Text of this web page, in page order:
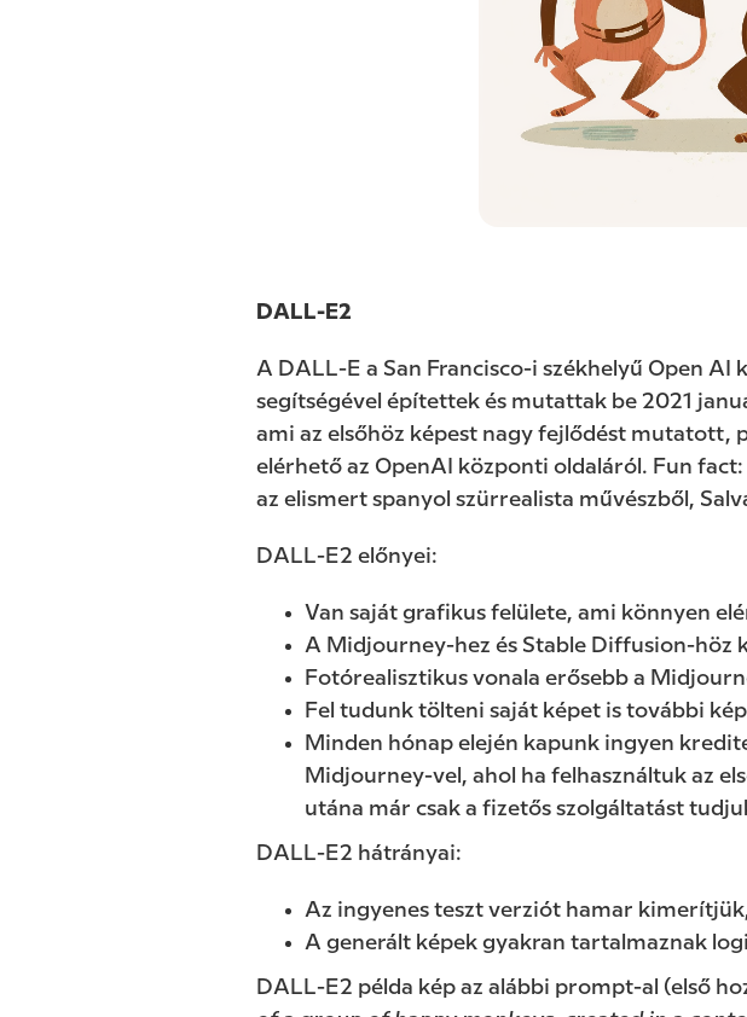
DALL-E2
A DALL-E a San Francisco-i székhelyű Open
segítségével építettek és mutattak be 2021
ami az elsőhöz képest nagy fejlődést mutatott,
elérhető az OpenAI központi oldaláról. Fun
az elismert spanyol szürrealista művészből,
DALL-E2 előnyei:
Van saját grafikus felülete, ami könnyen
A Midjourney-hez és Stable Diffusion-höz
Fotórealisztikus vonala erősebb a
Fel tudunk tölteni saját képet is további
Minden hónap elején kapunk ingyen
Midjourney-vel, ahol ha felhasználtuk az
utána már csak a fizetős szolgáltatást
DALL-E2 hátrányai:
Az ingyenes teszt verziót hamar
A generált képek gyakran tartalmaznak
DALL-E2 példa kép az alábbi prompt-al (első